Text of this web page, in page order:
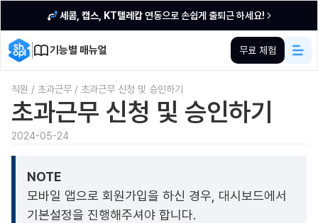
세콤, 캡스, KT텔레캅연동으로 손쉽게 출퇴근 하세요!
기능별 매뉴얼 무료 체험
직원 / 초과근무 / 초과근무 신청 및 승인하기
초과근무 신청 및 승인하기
2024-05-24
NOTE
모바일 앱으로 회원가입을 하신 경우, 대시보드에서
기본설정을 진행해주셔야 합니다.